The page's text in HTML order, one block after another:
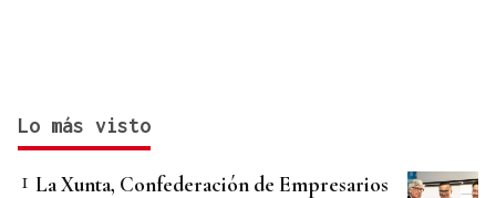
Lo más visto
La Xunta, Confederación de Empresarios